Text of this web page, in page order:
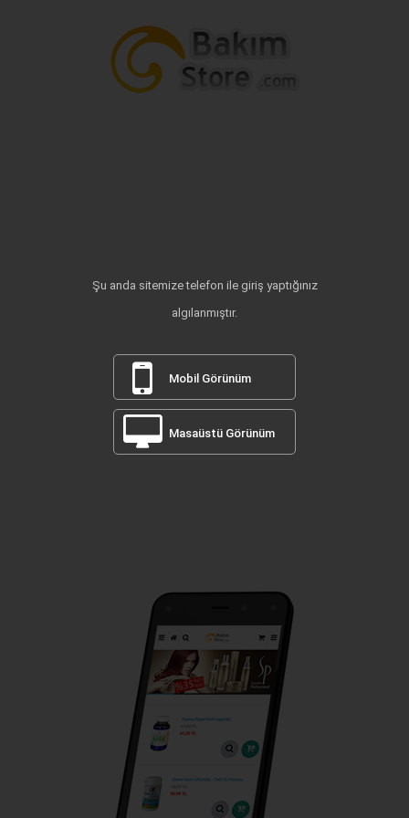
Şu anda sitemize telefon ile giriş yaptığınız
algılanmıştır.
Mobil Görünüm
Masaüstü Görünüm